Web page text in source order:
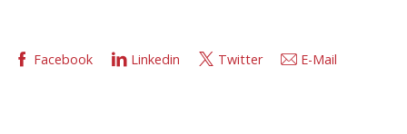
Facebook Linkedin Twitter E-Mail